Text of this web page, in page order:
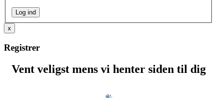
x
Registrer
Vent veligst mens vi henter siden til dig